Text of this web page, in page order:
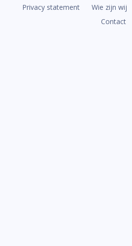
Privacy statement Wie zijn wij
Contact